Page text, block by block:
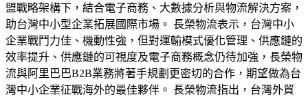
盟戰略架構下，結合電子商務、大數據分析與物流解決方案，
助台灣中小型企業拓展國際市場。 長榮物流表示，台灣中小
企業戰鬥力佳、機動性強，但對運輸模式優化管理、供應鏈的
效率提升、供應鏈的可視度及電子商務概念仍待加強，長榮物
流與阿里巴巴B2B業務將著手規劃更密切的合作，期望做為台
灣中小企業征戰海外的最佳夥伴。 長榮物流指出，台灣外貿